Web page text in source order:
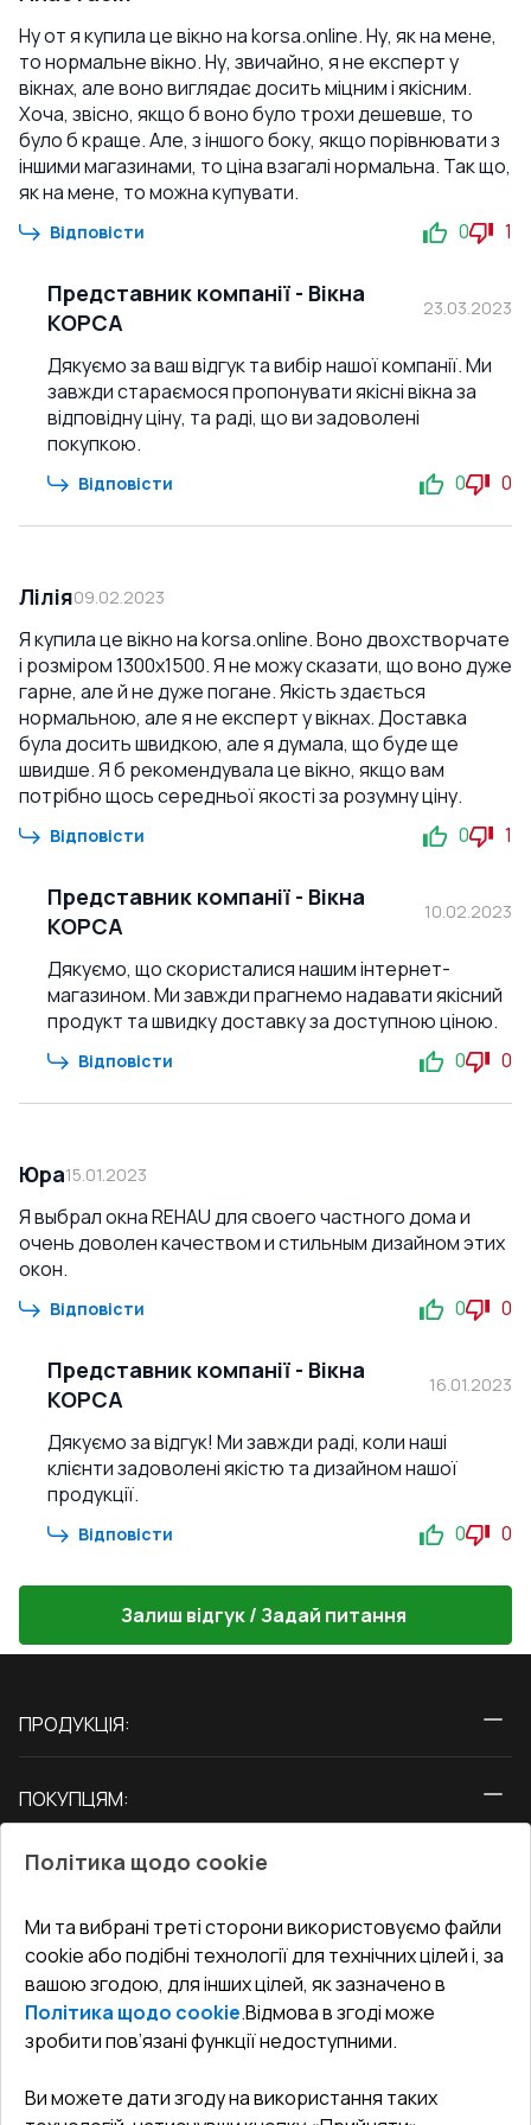
Ну от я купила це вікно на korsa.online. Ну, як на мене,
то нормальне вікно. Ну, звичайно, я не експерт у
вікнах, але воно виглядає досить міцним і якісним.
Хоча, звісно, якщо б воно було трохи дешевше, то
було б краще. Але, з іншого боку, якщо порівнювати з
іншими магазинами, то ціна взагалі нормальна. Так що,
як на мене, то можна купувати.
Відповісти 0 1
Представник компанії - Вікна
КОРСА
23.03.2023
Дякуємо за ваш відгук та вибір нашої компанії. Ми
завжди стараємося пропонувати якісні вікна за
відповідну ціну, та раді, що ви задоволені
покупкою.
Відповісти 0 0
Лілія09.02.2023
Я купила це вікно на korsa.online. Воно двохстворчате
і розміром 1300x1500. Я не можу сказати, що воно дуже
гарне, але й не дуже погане. Якість здається
нормальною, але я не експерт у вікнах. Доставка
була досить швидкою, але я думала, що буде ще
швидше. Я б рекомендувала це вікно, якщо вам
потрібно щось середньої якості за розумну ціну.
Відповісти 0 1
Представник компанії - Вікна
КОРСА
10.02.2023
Дякуємо, що скористалися нашим інтернет-
магазином. Ми завжди прагнемо надавати якісний
продукт та швидку доставку за доступною ціною.
Відповісти 0 0
Юра15.01.2023
Я выбрал окна REHAU для своего частного дома и
очень доволен качеством и стильным дизайном этих
окон.
Відповісти 0 0
Представник компанії - Вікна
КОРСА
16.01.2023
Дякуємо за відгук! Ми завжди раді, коли наші
клієнти задоволені якістю та дизайном нашої
продукції.
Відповісти 0 0
Залиш відгук / Задай питання
ПРОДУКЦІЯ:
Двері
ПОКУПЦЯМ:
Блог
Адреса гіпермаркета
Як правильно заміряти вікна
СЕРВІС ТА ОБЛУГОВУВАННЯ:
Доставка і Оплата
Гарантія та Сервіс
Повернення товару
Договір публічної оферти
КОНТАКТИ
Офіс:Україна, м. Вінниця, вул. Келецька 60 кв. 61
undefined(undefined)
Політика щодо cookie
Ми та вибрані треті сторони використовуємо файли
cookie або подібні технології для технічних цілей і, за
вашою згодою, для інших цілей, як зазначено в
Політика щодо cookie.Відмова в згоді може
зробити пов’язані функції недоступними.
Ви можете дати згоду на використання таких